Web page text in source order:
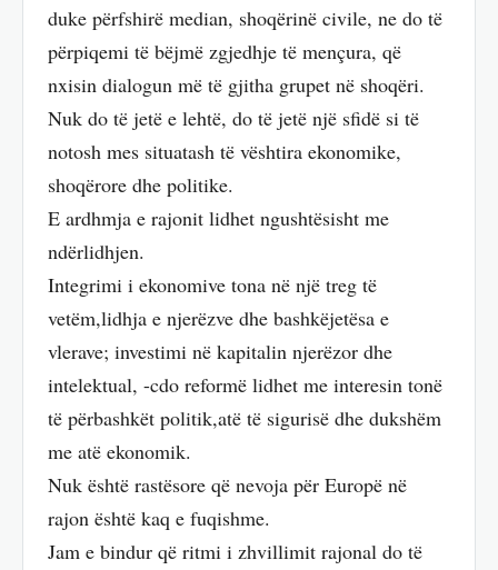
duke përfshirë median, shoqërinë civile, ne do të
përpiqemi të bëjmë zgjedhje të mençura, që
nxisin dialogun më të gjitha grupet në shoqëri.
Nuk do të jetë e lehtë, do të jetë një sfidë si të
notosh mes situatash të vështira ekonomike,
shoqërore dhe politike.
E ardhmja e rajonit lidhet ngushtësisht me
ndërlidhjen.
Integrimi i ekonomive tona në një treg të
vetëm,lidhja e njerëzve dhe bashkëjetësa e
vlerave; investimi në kapitalin njerëzor dhe
intelektual, -cdo reformë lidhet me interesin tonë
të përbashkët politik,atë të sigurisë dhe dukshëm
me atë ekonomik.
Nuk është rastësore që nevoja për Europë në
rajon është kaq e fuqishme.
Jam e bindur që ritmi i zhvillimit rajonal do të